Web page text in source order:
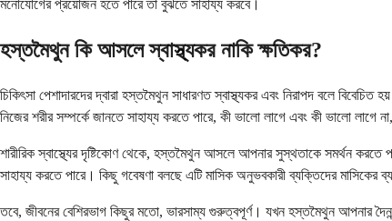
মনোযোগের প্রয়োজন হতে পারে তা বুঝতে সাহায্য করবে।
হস্তমৈথুন কি আসলে স্বাস্থ্যকর নাকি ক্ষতিকর?
চিকিৎসা পেশাদারদের দ্বারা হস্তমৈথুন সাধারণত স্বাস্থ্যকর এবং নিরাপদ বলে
নিজের শরীর সম্পর্কে জানতে সাহায্য করতে পারে, কী ভালো লাগে এবং কী ভালো লাগে
শারীরিক স্বাস্থ্যের দৃষ্টিকোণ থেকে, হস্তমৈথুন আসলে আপনার সুস্থতাকে সমর্থন
সাহায্য করতে পারে। কিছু গবেষণা বলছে এটি মাসিক অনুভবকারী ব্যক্তিদের
তবে, জীবনের বেশিরভাগ কিছুর মতো, ভারসাম্য গুরুত্বপূর্ণ। যখন হস্তমৈথুন আপনার